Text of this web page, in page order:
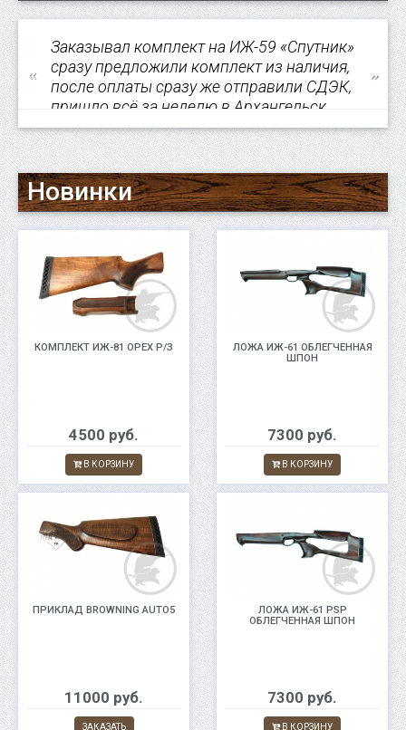
Заказывал комплект на ИЖ-59 «Спутник»
сразу предложили комплект из наличия,
после оплаты сразу же отправили СДЭК,
пришло всё за неделю в Архангельск.
После подгонки приклада ружьё прям
преобразилось. Отдельно хочу
отметить...
Артём, 28.07.23
Новинки
КОМПЛЕКТ ИЖ-81 ОРЕХ Р/З
4500 руб.
В КОРЗИНУ
ЛОЖА ИЖ-61 ОБЛЕГЧЕННАЯ
ШПОН
7300 руб.
В КОРЗИНУ
ПРИКЛАД BROWNING AUTO5
11000 руб.
ЗАКАЗАТЬ
ЛОЖА ИЖ-61 PSP
ОБЛЕГЧЕННАЯ ШПОН
7300 руб.
В КОРЗИНУ